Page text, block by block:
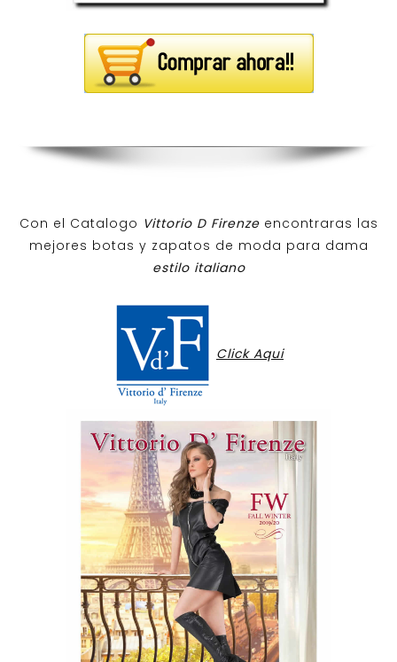
Con el Catalogo Vittorio D Firenzeencontraras las
mejores botas y zapatos de moda para dama
estilo italiano
Click Aqui